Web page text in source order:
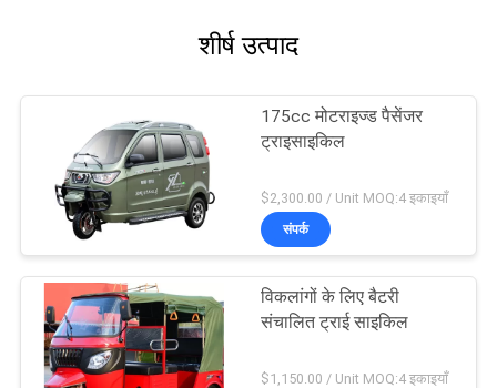
शीर्ष उत्पाद
175cc मोटराइज्ड पैसेंजर
ट्राइसाइकिल
$2,300.00 / Unit MOQ:4 इकाइयाँ
संपर्क
विकलांगों के लिए बैटरी
संचालित ट्राई साइकिल
$1,150.00 / Unit MOQ:4 इकाइयाँ